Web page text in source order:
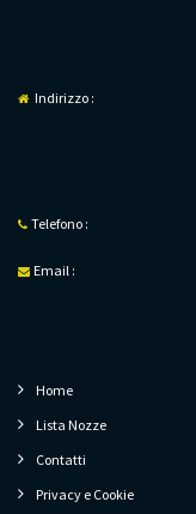
Indirizzo :
Telefono :
Email :
Home
Lista Nozze
Contatti
Privacy e Cookie